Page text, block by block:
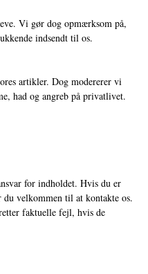
Vi gør dog opmærksom på,
indsendt til os.
artikler. Dog modererer vi
had og angreb på privatlivet.
for indholdet. Hvis du er
velkommen til at kontakte os.
faktuelle fejl, hvis de